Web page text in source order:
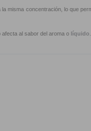
misma concentración, lo que
afecta al sabor del aroma o líquido